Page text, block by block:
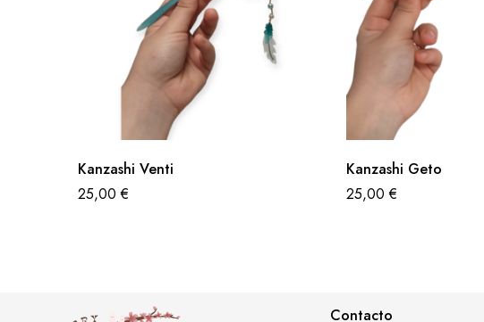
Kanzashi Venti
25,00€
Kanzashi Geto
25,00€
Contacto